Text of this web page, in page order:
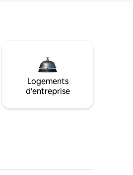
Logements
d'entreprise